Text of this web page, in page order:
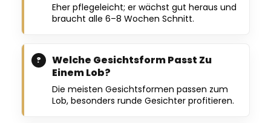
Eher pflegeleicht; er wächst gut heraus und
braucht alle 6–8 Wochen Schnitt.
Welche Gesichtsform Passt Zu
Einem Lob?
Die meisten Gesichtsformen passen zum
Lob, besonders runde Gesichter profitieren.